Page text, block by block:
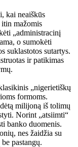
kai neaiškūs
itin mažomis
„administracinį
o sumokėti
suklastotos sutartys.
ir patikimas
„nigerietiškų
formoms.
milijoną iš tolimų
Norint „atsiimti“
banko duomenis.
nes žaidžia su
pastangų.